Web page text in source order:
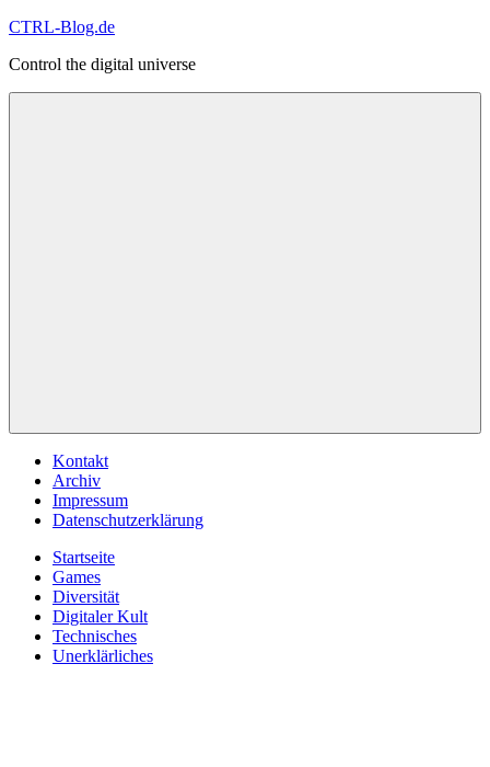
Zum
springen
CTRL-Blog.de
Control the digital universe
Kontakt
Archiv
Impressum
Datenschutzerklärung
Startseite
Games
Diversität
Digitaler Kult
Technisches
Unerklärliches